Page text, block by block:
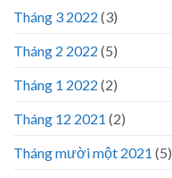
Tháng 3 2022 (3)
Tháng 2 2022 (5)
Tháng 1 2022 (2)
Tháng 12 2021 (2)
Tháng mười một 2021 (5)